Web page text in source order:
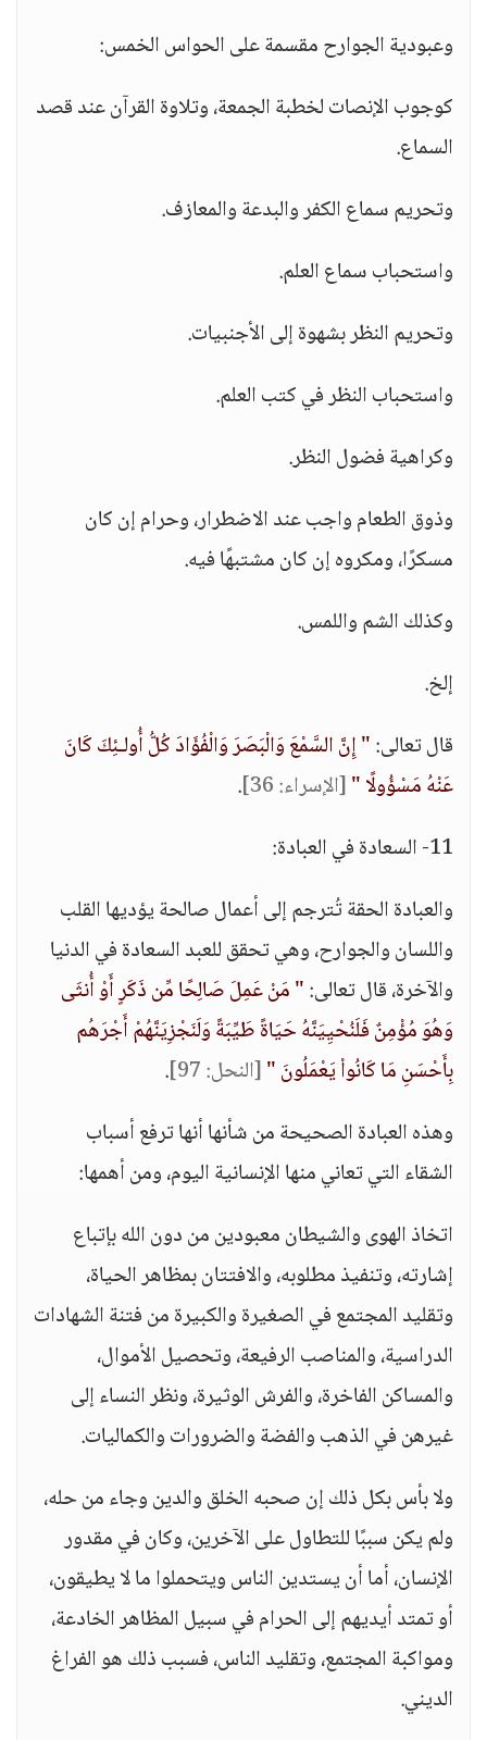
وعبودية الجوارح مقسمة على الحواس الخمس:
كوجوب الإنصات لخطبة الجمعة، وتلاوة القرآن عند قصد
السماع.
وتحريم سماع الكفر والبدعة والمعازف.
واستحباب سماع العلم.
وتحريم النظر بشهوة إلى الأجنبيات.
واستحباب النظر في كتب العلم.
وكراهية فضول النظر.
وذوق الطعام واجب عند الاضطرار، وحرام إن كان
مسكرًا، ومكروه إن كان مشتبهًا فيه.
وكذلك الشم واللمس.
إلخ.
قال تعالى:" إِنَّ السَّمْعَ وَالْبَصَرَ وَالْفُؤَادَ كُلُّ أُولـئِكَ كَانَ
عَنْهُ مَسْؤُولًا "[الإسراء: 36]
.
11- السعادة في العبادة:
والعبادة الحقة تُترجم إلى أعمال صالحة يؤديها القلب
واللسان والجوارح، وهي تحقق للعبد السعادة في الدنيا
والآخرة، قال تعالى:" مَنْ عَمِلَ صَالِحًا مِّن ذَكَرٍ أَوْ أُنثَى
وَهُوَ مُؤْمِنٌ فَلَنُحْيِيَنَّهُ حَيَاةً طَيِّبَةً وَلَنَجْزِيَنَّهُمْ أَجْرَهُم
بِأَحْسَنِ مَا كَانُواْ يَعْمَلُونَ "[النحل: 97]
.
وهذه العبادة الصحيحة من شأنها أنها ترفع أسباب
الشقاء التي تعاني منها الإنسانية اليوم، ومن أهمها:
اتخاذ الهوى والشيطان معبودين من دون الله بإتباع
إشارته، وتنفيذ مطلوبه، والافتتان بمظاهر الحياة،
وتقليد المجتمع في الصغيرة والكبيرة من فتنة الشهادات
الدراسية، والمناصب الرفيعة، وتحصيل الأموال،
والمساكن الفاخرة، والفرش الوثيرة، ونظر النساء إلى
غيرهن في الذهب والفضة والضرورات والكماليات.
ولا بأس بكل ذلك إن صحبه الخلق والدين وجاء من حله،
ولم يكن سببًا للتطاول على الآخرين، وكان في مقدور
الإنسان، أما أن يستدين الناس ويتحملوا ما لا يطيقون،
أو تمتد أيديهم إلى الحرام في سبيل المظاهر الخادعة،
ومواكبة المجتمع، وتقليد الناس، فسبب ذلك هو الفراغ
الديني.